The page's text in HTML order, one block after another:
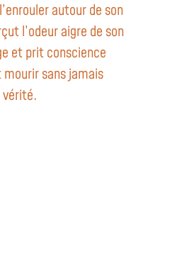
autour de son
l’odeur aigre de son
et prit conscience
mourir sans jamais